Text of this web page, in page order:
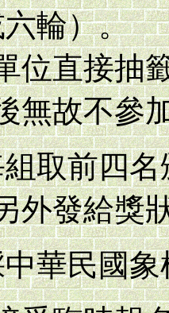
輪）。
直接抽籤
不參加
取前四
外發給獎
華民國